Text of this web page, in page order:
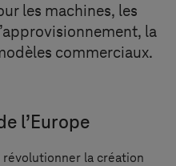
les machines, les
la
commerciaux.
l’Europe
révolutionner la création